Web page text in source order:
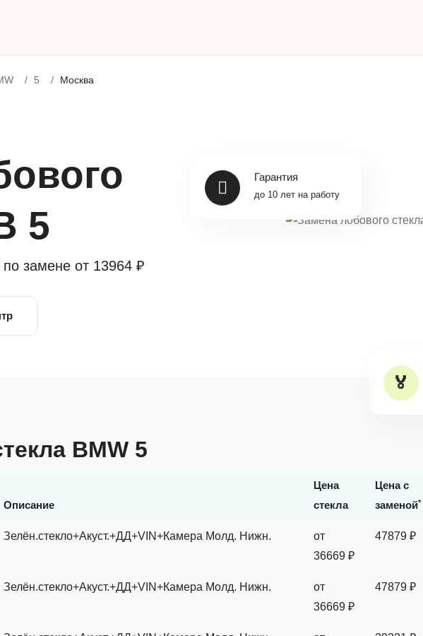
5 Москва
5
замене от 13964 ₽
Гарантия
до 10 лет на работу
BMW 5
Описание
Цена
стекла
Цена с
заменой*
Зелён.стекло+Акуст.+ДД+VIN+Камера Молд. Нижн.
от
36669 ₽
47879 ₽
Зелён.стекло+Акуст.+ДД+VIN+Камера Молд. Нижн.
от
36669 ₽
47879 ₽